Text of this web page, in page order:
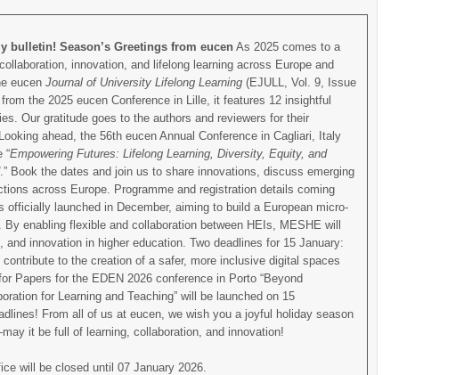
bulletin! Season’s Greetings from eucen As 2025 comes to a
innovation, and lifelong learning across Europe and
eucenJournal of University Lifelong Learning(EJULL, Vol. 9, Issue
the 2025 eucen Conference in Lille, it features 12 insightful
Our gratitude goes to the authors and reviewers for their
ahead, the 56th eucen Annual Conference in Cagliari, Italy
“Empowering Futures: Lifelong Learning, Diversity, Equity, and
.” Book the dates and join us to share innovations, discuss emerging
across Europe. Programme and registration details coming
officially launched in December, aiming to build a European micro-
enabling flexible and collaboration between HEIs, MESHE will
and innovation in higher education. Two deadlines for 15 January:
to the creation of a safer, more inclusive digital spaces
Papers for the EDEN 2026 conference in Porto “Beyond
for Learning and Teaching” will be launched on 15
From all of us at eucen, we wish you a joyful holiday season
it be full of learning, collaboration, and innovation!
will be closed until 07 January 2026.